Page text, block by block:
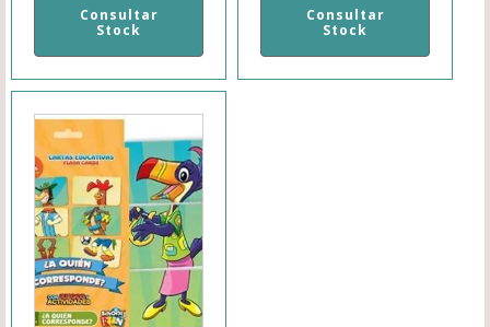
Consultar
Stock
Consultar
Stock